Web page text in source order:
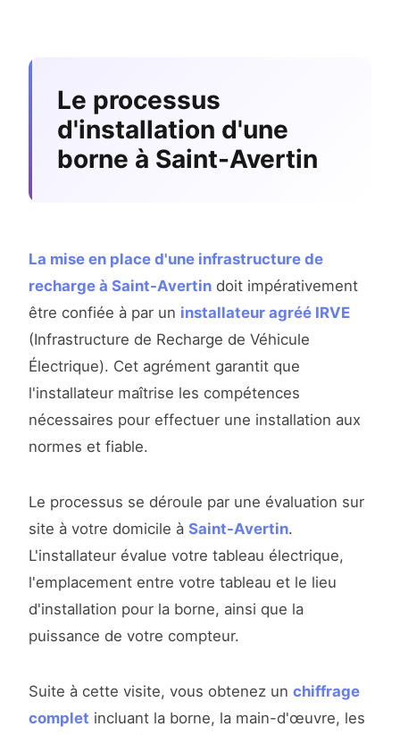
Le processus
d'installation d'une
borne à Saint-Avertin
La mise en place d'une infrastructure de
recharge à Saint-Avertin doit impérativement
être confiée à par un installateur agréé IRVE
(Infrastructure de Recharge de Véhicule
Électrique). Cet agrément garantit que
l'installateur maîtrise les compétences
nécessaires pour effectuer une installation aux
normes et fiable.
Le processus se déroule par une évaluation sur
site à votre domicile à Saint-Avertin.
L'installateur évalue votre tableau électrique,
l'emplacement entre votre tableau et le lieu
d'installation pour la borne, ainsi que la
puissance de votre compteur.
Suite à cette visite, vous obtenez un chiffrage
complet incluant la borne, la main-d'œuvre, les